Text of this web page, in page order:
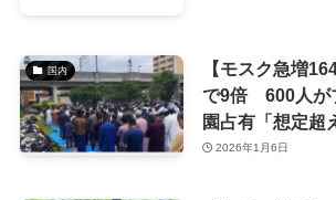
国内
【モスク急増
で9倍 600人が
園占有「想定超
2026年1月6日